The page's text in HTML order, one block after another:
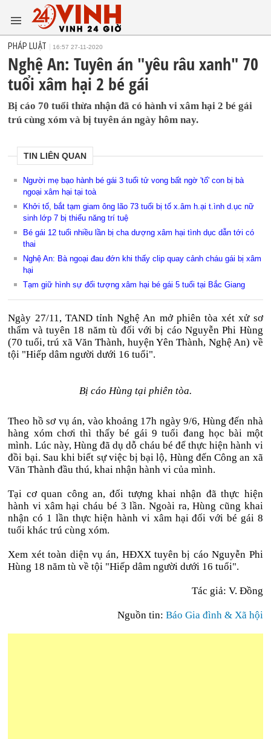
PHÁP LUẬT 16:57 27-11-2020
Nghệ An: Tuyên án "yêu râu xanh" 70
tuổi xâm hại 2 bé gái
Bị cáo 70 tuổi thừa nhận đã có hành vi xâm hại 2 bé gái
trú cùng xóm và bị tuyên án ngày hôm nay.
TIN LIÊN QUAN
Người mẹ bạo hành bé gái 3 tuổi tử vong bất ngờ 'tố' con bị bà
ngoại xâm hại tại toà
Khởi tố, bắt tạm giam ông lão 73 tuổi bị tố x.âm h.ại t.ình d.ục nữ
sinh lớp 7 bị thiểu năng trí tuệ
Bé gái 12 tuổi nhiều lần bị cha dượng xâm hại tình dục dẫn tới có
thai
Nghệ An: Bà ngoại đau đớn khi thấy clip quay cảnh cháu gái bị xâm
hại
Tạm giữ hình sự đối tượng xâm hại bé gái 5 tuổi tại Bắc Giang
Ngày 27/11, TAND tỉnh Nghệ An mở phiên tòa xét xử sơ
thẩm và tuyên 18 năm tù đối với bị cáo Nguyễn Phi Hùng
(70 tuổi, trú xã Văn Thành, huyện Yên Thành, Nghệ An) về
tội "Hiếp dâm người dưới 16 tuổi".
Bị cáo Hùng tại phiên tòa.
Theo hồ sơ vụ án, vào khoảng 17h ngày 9/6, Hùng đến nhà
hàng xóm chơi thì thấy bé gái 9 tuổi đang học bài một
mình. Lúc này, Hùng đã dụ dỗ cháu bé để thực hiện hành vi
đồi bại. Sau khi biết sự việc bị bại lộ, Hùng đến Công an xã
Văn Thành đầu thú, khai nhận hành vi của mình.
Tại cơ quan công an, đối tượng khai nhận đã thực hiện
hành vi xâm hại cháu bé 3 lần. Ngoài ra, Hùng cũng khai
nhận có 1 lần thực hiện hành vi xâm hại đối với bé gái 8
tuổi khác trú cùng xóm.
Xem xét toàn diện vụ án, HĐXX tuyên bị cáo Nguyễn Phi
Hùng 18 năm tù về tội "Hiếp dâm người dưới 16 tuổi".
Tác giả: V. Đồng
Nguồn tin: Báo Gia đình & Xã hội